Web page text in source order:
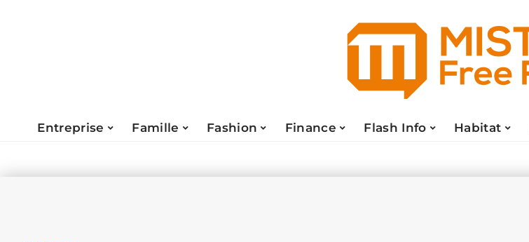
Entreprise Famille Fashion Finance Flash Info Habitat